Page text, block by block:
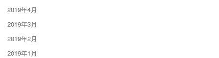
2019年4月
2019年3月
2019年2月
2019年1月